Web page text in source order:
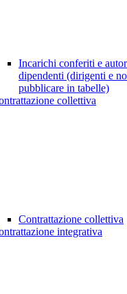
Incarichi conferiti e
dipendenti (dirigenti e
pubblicare in tabelle)
collettiva
Contrattazione collettiva
integrativa